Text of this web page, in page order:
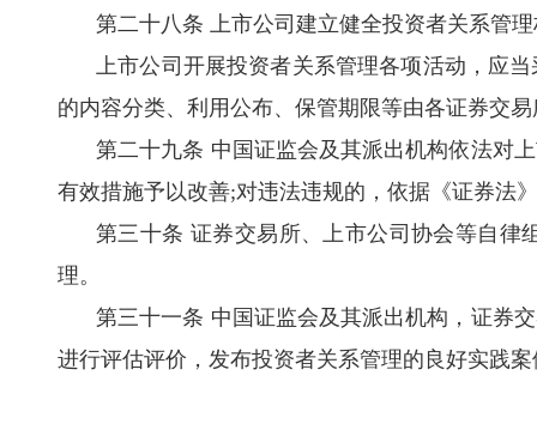
第二十八条 上市公司建立健全投资者关系管
上市公司开展投资者关系管理各项活动，应
的内容分类、利用公布、保管期限等由各证券交
第二十九条 中国证监会及其派出机构依法对
有效措施予以改善;对违法违规的，依据《证券法
第三十条 证券交易所、上市公司协会等自律
理。
第三十一条 中国证监会及其派出机构，证券
进行评估评价，发布投资者关系管理的良好实践